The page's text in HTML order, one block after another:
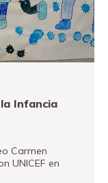
Infancia
Carmen
UNICEF en